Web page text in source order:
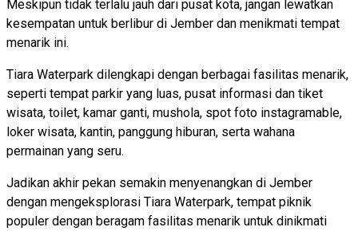
Meskipun tidak terlalu jauh dari pusat kota, jangan lewatkan
kesempatan untuk berlibur di Jember dan menikmati tempat
menarik ini.
Tiara Waterpark dilengkapi dengan berbagai fasilitas menarik,
seperti tempat parkir yang luas, pusat informasi dan tiket
wisata, toilet, kamar ganti, mushola, spot foto instagramable,
loker wisata, kantin, panggung hiburan, serta wahana
permainan yang seru.
Jadikan akhir pekan semakin menyenangkan di Jember
dengan mengeksplorasi Tiara Waterpark, tempat piknik
populer dengan beragam fasilitas menarik untuk dinikmati